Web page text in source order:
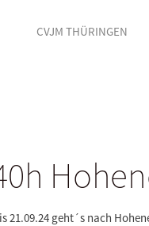
CVJM THÜRINGEN
21.09.24 geht´s nach